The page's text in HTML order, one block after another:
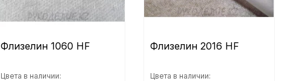
Флизелин 1060 HF
Цвета в наличии:
Флизелин 2016 HF
Цвета в наличии: